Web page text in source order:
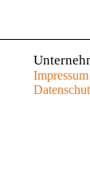
Impressum